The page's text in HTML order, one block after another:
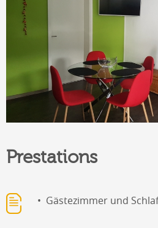
Prestations
Gästezimmer und